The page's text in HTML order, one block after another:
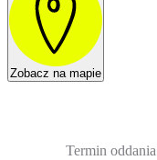
Zobacz na mapie
Termin oddania